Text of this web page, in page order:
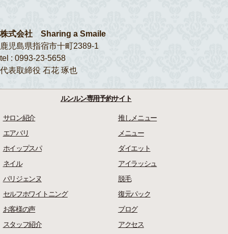
株式会社 Sharing a Smaile
鹿児島県指宿市十町2389-1
tel : 0993-23-5658
代表取締役 石花 琢也
ルンルン専用予約サイト
サロン紹介
推しメニュー
エアバリ
メニュー
ホイップスパ
ダイエット
ネイル
アイラッシュ
パリジェンヌ
脱毛
セルフホワイトニング
復元パック
お客様の声
ブログ
スタッフ紹介
アクセス